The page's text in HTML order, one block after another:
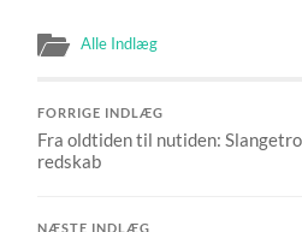
Alle Indlæg
FORRIGE INDLÆG
Fra oldtiden til nutiden:
redskab
NÆSTE INDLÆG